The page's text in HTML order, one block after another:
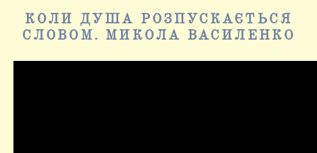
КОЛИ ДУША РОЗПУСКАЄТЬСЯ
СЛОВОМ. МИКОЛА ВАСИЛЕНКО